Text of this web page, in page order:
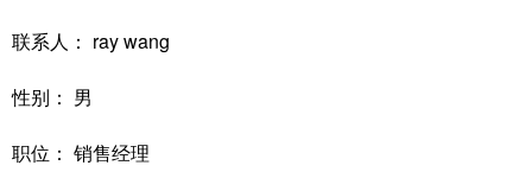
联系人： ray wang
性别： 男
职位： 销售经理